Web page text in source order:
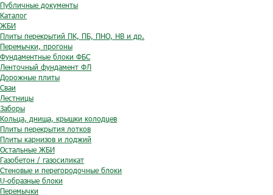
Публичные документы
Каталог
ЖБИ
Плиты перекрытий ПК, ПБ, ПНО, НВ и др.
Перемычки, прогоны
Фундаментные блоки ФБС
Ленточный фундамент ФЛ
Дорожные плиты
Сваи
Лестницы
Заборы
Кольца, днища, крышки колодцев
Плиты перекрытия лотков
Плиты карнизов и лоджий
Остальные ЖБИ
Газобетон / газосиликат
Стеновые и перегородочные блоки
U-образные блоки
Перемычки